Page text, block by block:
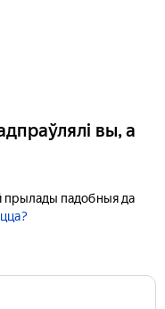
вы, а
прылады падобныя да